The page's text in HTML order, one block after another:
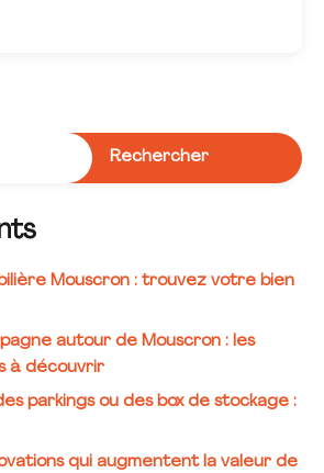
Rechercher
Mouscron : trouvez votre bien
autour de Mouscron : les
à découvrir
parkings ou des box de stockage :
qui augmentent la valeur de